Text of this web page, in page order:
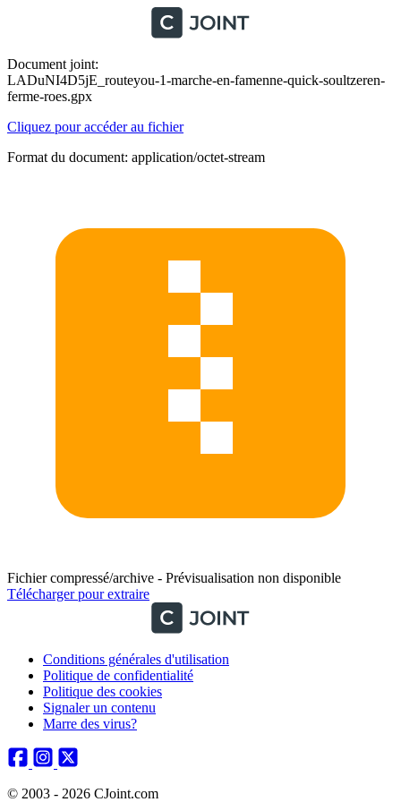
Document joint:
LADuNI4D5jE_routeyou-1-marche-en-famenne-quick-soultzeren-
ferme-roes.gpx
Cliquez pour accéder au fichier
Format du document: application/octet-stream
Fichier compressé/archive - Prévisualisation non disponible
Télécharger pour extraire
Conditions générales d'utilisation
Politique de confidentialité
Politique des cookies
Signaler un contenu
Marre des virus?
© 2003 - 2026 CJoint.com